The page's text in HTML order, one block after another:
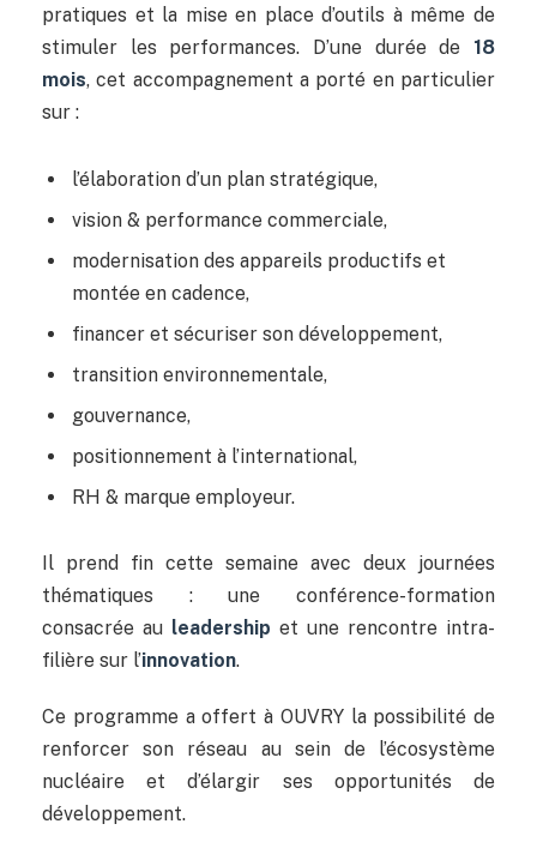
pratiques et la mise en place d’outils à même de
stimuler les performances. D’une durée de 18
mois, cet accompagnement a porté en particulier
sur :
l’élaboration d’un plan stratégique,
vision & performance commerciale,
modernisation des appareils productifs et
montée en cadence,
financer et sécuriser son développement,
transition environnementale,
gouvernance,
positionnement à l’international,
RH & marque employeur.
Il prend fin cette semaine avec deux journées
thématiques : une conférence-formation
consacrée au leadership et une rencontre intra-
filière sur l’innovation.
Ce programme a offert à OUVRY la possibilité de
renforcer son réseau au sein de l’écosystème
nucléaire et d’élargir ses opportunités de
développement.